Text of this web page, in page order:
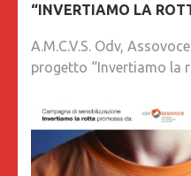
“INVERTIAMO LA
A.M.C.V.S. Odv,
progetto “Invertiamo la